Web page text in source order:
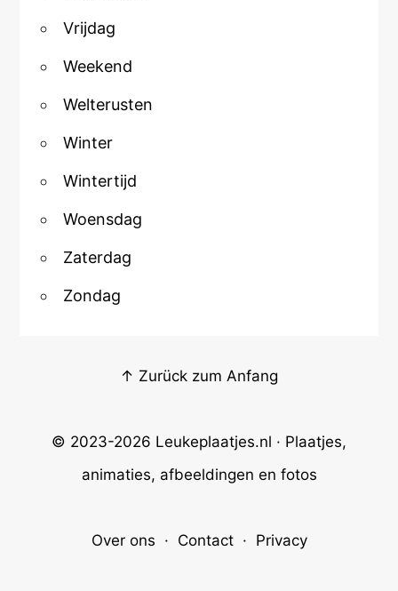
Vrijdag
Weekend
Welterusten
Winter
Wintertijd
Woensdag
Zaterdag
Zondag
↑ Zurück zum Anfang
© 2023-2026 Leukeplaatjes.nl · Plaatjes,
animaties, afbeeldingen en fotos
Over ons · Contact· Privacy